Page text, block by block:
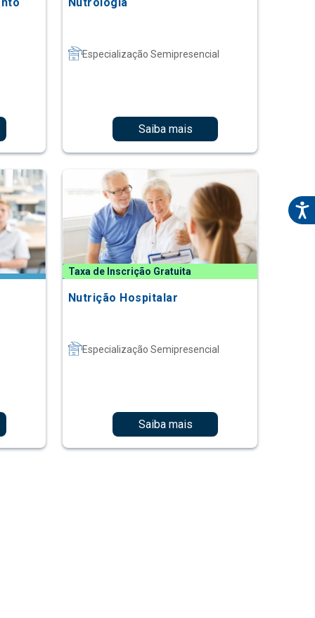
Especialização Semipresencial
Saiba mais
Taxa de Inscrição Gratuita
Nutrição Hospitalar
Especialização Semipresencial
Saiba mais